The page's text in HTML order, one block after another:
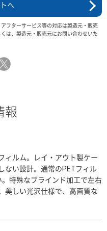
へ
フターサービス等の対応は製造元・販売
は、製造元・販売元にお問い合わせいた
報
ィルム。レイ・アウト製ケー
ない設計。通常のPETフィル
特殊なブラインド加工で左右
美しい光沢仕様で、高画質な